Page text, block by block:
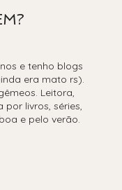
e tenho blogs
era mato rs).
Leitora,
livros, séries,
e pelo verão.